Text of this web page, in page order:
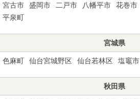
宮古市 盛岡市 二戸市 八幡平市 花巻市
平泉町
宮城県
色麻町 仙台宮城野区 仙台若林区 塩竈市
秋田県